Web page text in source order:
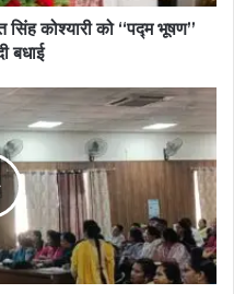
सिंह कोश्यारी को “पद्म भूषण”
बधाई